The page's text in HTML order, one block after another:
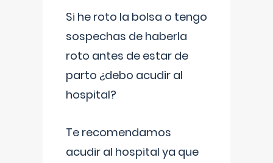
Si he roto la bolsa o tengo
sospechas de haberla
roto antes de estar de
parto ¿debo acudir al
hospital?
Te recomendamos
acudir al hospital ya que